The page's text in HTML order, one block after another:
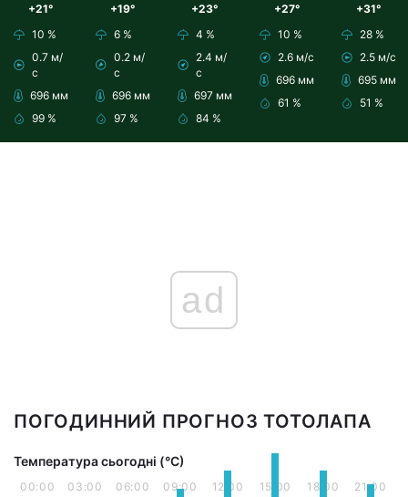
+21°
10 %
0.7 м/
с
696 мм
99 %
+19°
6 %
0.2 м/
с
696 мм
97 %
+23°
4 %
2.4 м/
с
697 мм
84 %
+27°
10 %
2.6 м/с
696 мм
61 %
+31°
28 %
2.5 м/с
695 мм
51 %
ad
ПОГОДИННИЙ ПРОГНОЗ ТОТОЛАПА
Температура сьогодні (°С)
00:00 03:00 06:00 09:00 12:00 15:00 18:00 21:00